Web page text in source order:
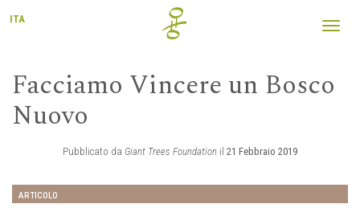
ITA
Facciamo Vincere un Bosco
Nuovo
Pubblicato da Giant Trees Foundation il 21 Febbraio 2019
ARTICOLO